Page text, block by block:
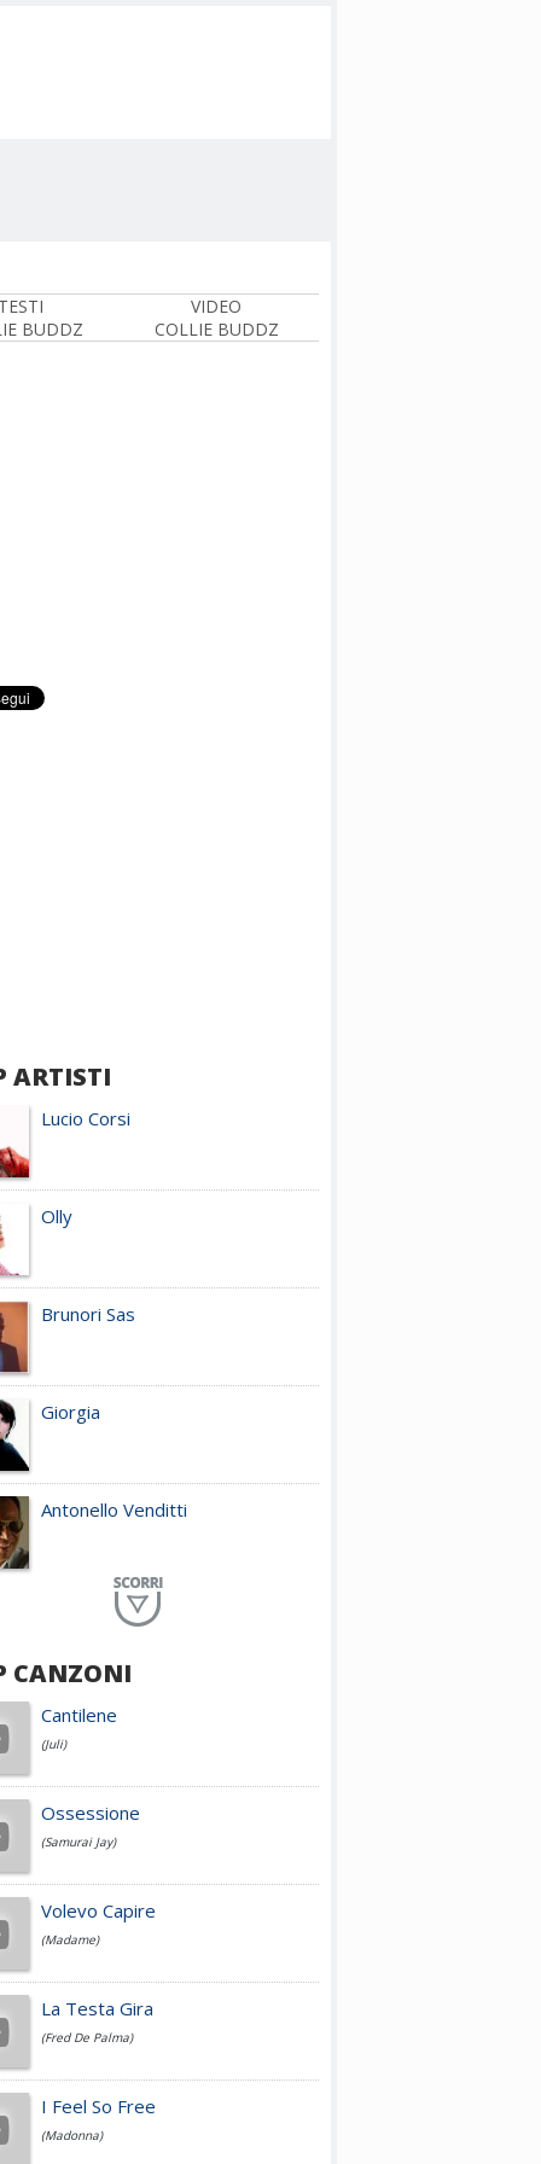
TESTI
BUDDZ
VIDEO
COLLIE BUDDZ
ARTISTI
Lucio Corsi
Olly
Brunori Sas
Giorgia
Antonello Venditti
Planet Funk
Achille Lauro
Cesare Cremonini
Jovanotti
Fedez
Simone Cristicchi
CANZONI
Cantilene
(Juli)
Ossessione
(Samurai Jay)
Volevo Capire
(Madame)
La Testa Gira
(Fred De Palma)
I Feel So Free
(Madonna)